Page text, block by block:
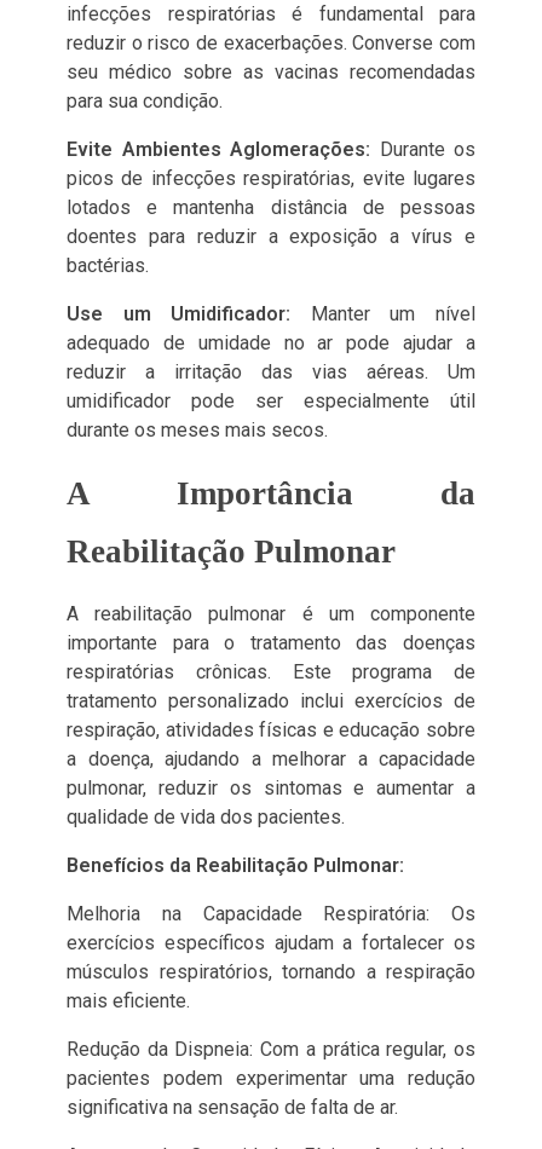
infecções respiratórias é fundamental para
reduzir o risco de exacerbações. Converse com
seu médico sobre as vacinas recomendadas
para sua condição.
Evite Ambientes Aglomerações: Durante os
picos de infecções respiratórias, evite lugares
lotados e mantenha distância de pessoas
doentes para reduzir a exposição a vírus e
bactérias.
Use um Umidificador: Manter um nível
adequado de umidade no ar pode ajudar a
reduzir a irritação das vias aéreas. Um
umidificador pode ser especialmente útil
durante os meses mais secos.
A Importância da
Reabilitação Pulmonar
A reabilitação pulmonar é um componente
importante para o tratamento das doenças
respiratórias crônicas. Este programa de
tratamento personalizado inclui exercícios de
respiração, atividades físicas e educação sobre
a doença, ajudando a melhorar a capacidade
pulmonar, reduzir os sintomas e aumentar a
qualidade de vida dos pacientes.
Benefícios da Reabilitação Pulmonar:
Melhoria na Capacidade Respiratória: Os
exercícios específicos ajudam a fortalecer os
músculos respiratórios, tornando a respiração
mais eficiente.
Redução da Dispneia: Com a prática regular, os
pacientes podem experimentar uma redução
significativa na sensação de falta de ar.